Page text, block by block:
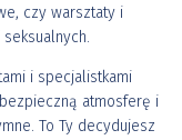
czy warsztaty i
i specjalistkami
atmosferę i
To Ty decydujesz